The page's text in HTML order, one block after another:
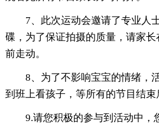
7、此次运动会邀请了专业人
碟，为了保证拍摄的质量，请家
前走动。
8、为了不影响宝宝的情绪，
到班上看孩子，等所有的节目结束
9.请您积极的参与到活动中，